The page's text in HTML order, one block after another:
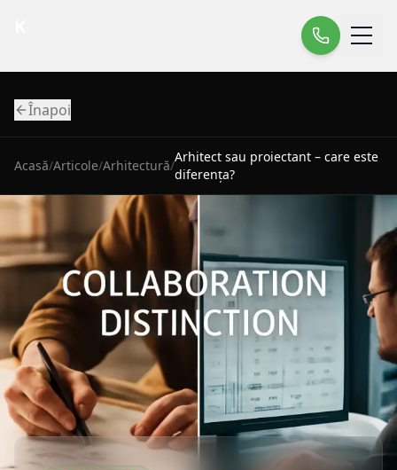
Înapoi
Acasă/Articole/Arhitectură/
Arhitect sau proiectant – care este
diferența?